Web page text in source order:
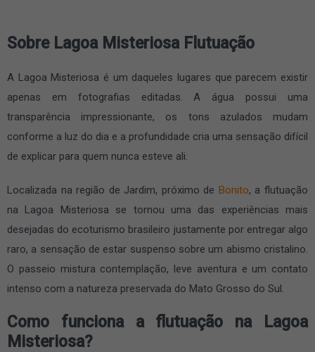
Sobre Lagoa Misteriosa Flutuação
A Lagoa Misteriosa é um daqueles lugares que parecem existir
apenas em fotografias editadas. A água possui uma
transparência impressionante, os tons azulados mudam
conforme a luz do dia e a profundidade cria uma sensação difícil
de explicar para quem nunca esteve ali.
Localizada na região de Jardim, próximo de Bonito, a flutuação
na Lagoa Misteriosa se tornou uma das experiências mais
desejadas do ecoturismo brasileiro justamente por entregar algo
raro, a sensação de estar suspenso sobre um abismo cristalino.
O passeio mistura contemplação, leve aventura e um contato
intenso com a natureza preservada do Mato Grosso do Sul.
Como funciona a flutuação na Lagoa
Misteriosa?